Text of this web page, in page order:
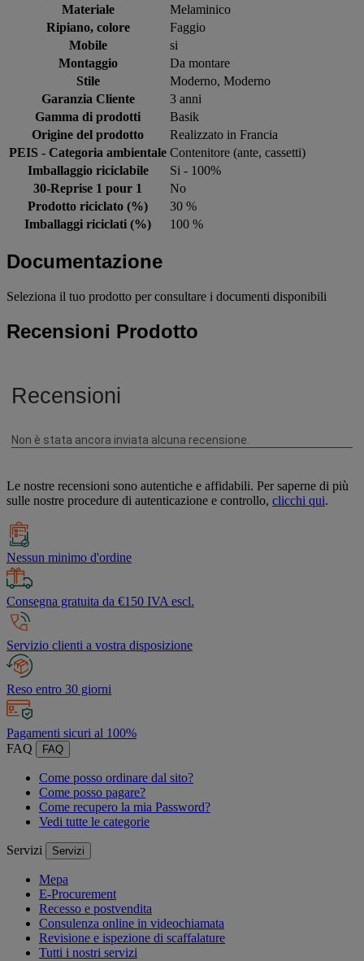
Materiale
Melaminico
Ripiano, colore
Faggio
Mobile
si
Montaggio
Da montare
Stile
Moderno, Moderno
Garanzia Cliente
3 anni
Gamma di prodotti
Basik
Origine del prodotto
Realizzato in Francia
PEIS - Categoria ambientale Contenitore (ante, cassetti)
Imballaggio riciclabile
Si - 100%
30-Reprise 1 pour 1
No
Prodotto riciclato (%)
30 %
Imballaggi riciclati (%)
100 %
Documentazione
Seleziona il tuo prodotto per consultare i documenti disponibili
Recensioni Prodotto
Le nostre recensioni sono autentiche e affidabili. Per saperne di più
sulle nostre procedure di autenticazione e controllo, clicchi qui.
Nessun minimo d'ordine
Consegna gratuita da €150 IVA escl.
Servizio clienti a vostra disposizione
Reso entro 30 giorni
Pagamenti sicuri al 100%
FAQ
FAQ
Come posso ordinare dal sito?
Come posso pagare?
Come recupero la mia Password?
Vedi tutte le categorie
Servizi Servizi
Mepa
E-Procurement
Recesso e postvendita
Consulenza online in videochiamata
Revisione e ispezione di scaffalature
Tutti i nostri servizi